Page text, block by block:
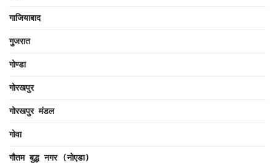
गाजियाबाद
गुजरात
गोण्डा
गोरखपुर
गोरखपुर मंडल
गोवा
गौतम बुद्ध नगर (नोएडा)